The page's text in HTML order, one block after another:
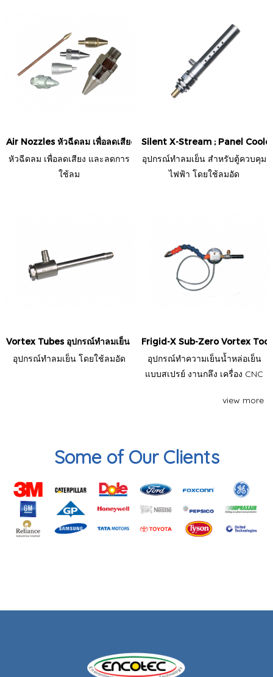
Air Nozzles หัวฉีดลม เพื่อลดเสียง และลดการใช้ลม
หัวฉีดลม เพื่อลดเสียง และลดการ
ใช้ลม
Silent X-Stream ; Panel
อุปกรณ์ทำลมเย็น สำหรับตู้ควบคุม
ไฟฟ้า โดยใช้ลมอัด
Vortex Tubes อุปกรณ์ทำลมเย็น โดยใช้ลมอัด
อุปกรณ์ทำลมเย็น โดยใช้ลมอัด
Frigid-X Sub-Zero Vortex Tool
อุปกรณ์ทำความเย็นน้ำหล่อเย็น
แบบสเปรย์ งานกลึง เครื่อง CNC
view more
Some of Our Clients